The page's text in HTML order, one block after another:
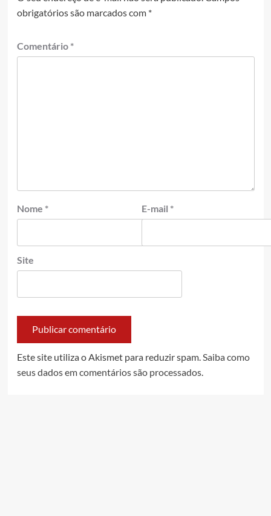
obrigatórios são marcados com *
Comentário *
Nome * E-mail *
Site
Este site utiliza o Akismet para reduzir spam.Saiba como
seus dados em comentários são processados.